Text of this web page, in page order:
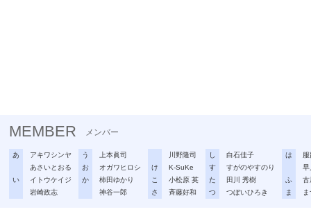
MEMBER メンバー
あ
アキワシンヤ
あさいとおる
い
イトウケイジ
岩崎政志
う
上本眞司
お
オガワヒロシ
か
柿田ゆかり
神谷一郎
川野隆司
け
K-SuKe
こ
小松原 英
さ
斉藤好和
し
白石佳子
す
すがのやすのり
た
田川 秀樹
つ
つぼいひろき
は
早
ふ
古
ま